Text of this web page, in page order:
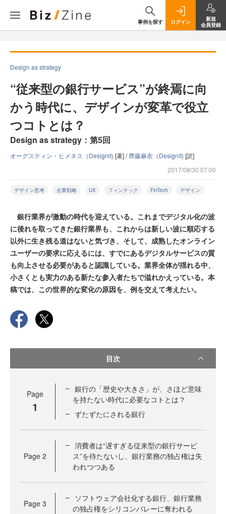
事例を探す ログイン
新規
会員登録
Design as strategy
“従来型の銀行サービス”が終焉に向
かう時代に、デザインが変革で役立
つコトとは？
Design as strategy：第5回
オーグスティン・ヒメネス（Designit) [著] /齊藤麻衣（Designit) [訳]
2017/08/30 07:00
デザイン思考 企業戦略 UX フィンテック FinTech デザイン
銀行業界が激動の時代を迎えている。これまでデジタル化の波
に後れを取ってきた銀行業界も、これからは新しい波に順応する
以外に生き残る道はないと気づき、そして、成熟したオンライン
ユーザーの要求に応えるには、すでにあるデジタルサービスの質
も向上させる必要があると認識している。業界全体が揺れる中、
小さくとも実力のある新たな参入者たちで溢れかえっている。本
稿では、この世界的な変化の原因を、例を交えて考えたい。
目次
Page
1
銀行の「歴史や大きさ」が、さほど意味
を持たない時代に必要なコトとは？
ずたずたにされる銀行
Page 2
消費者は“遅すぎる従来型の銀行サービ
ス”を待たないし、銀行業務の独占権は失
われつつある
Page 3
ソフトウェア会社化する銀行、銀行業務
の独占権をシリコンバレーに奪われる